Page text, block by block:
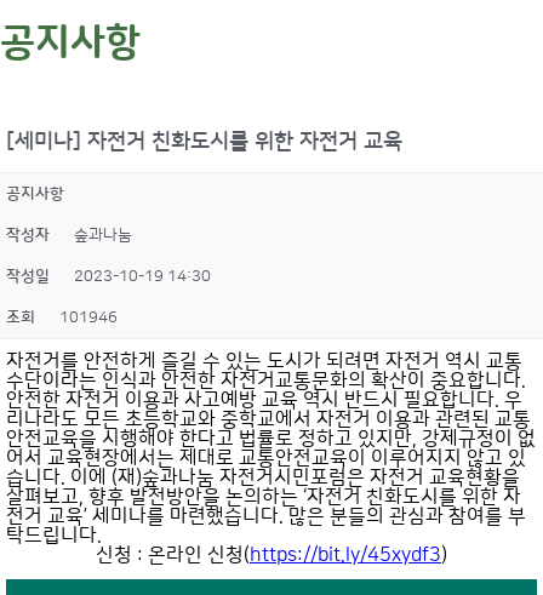
공지사항
[세미나] 자전거 친화도시를 위한 자전거 교육
공지사항
작성자 숲과나눔
작성일 2023-10-19 14:30
조회 101946
자전거를 안전하게 즐길 수 있는 도시가 되려면 자전거 역시 교통
수단이라는 인식과 안전한 자전거교통문화의 확산이 중요합니다.
안전한 자전거 이용과 사고예방 교육 역시 반드시 필요합니다. 우
리나라도 모든 초등학교와 중학교에서 자전거 이용과 관련된 교통
안전교육을 시행해야 한다고 법률로 정하고 있지만, 강제규정이 없
어서 교육현장에서는 제대로 교통안전교육이 이루어지지 않고 있
습니다. 이에 (재)숲과나눔 자전거시민포럼은 자전거 교육현황을
살펴보고, 향후 발전방안을 논의하는 ‘자전거 친화도시를 위한 자
전거 교육’ 세미나를 마련했습니다. 많은 분들의 관심과 참여를 부
탁드립니다.
신청 : 온라인 신청(https://bit.ly/45xydf3)